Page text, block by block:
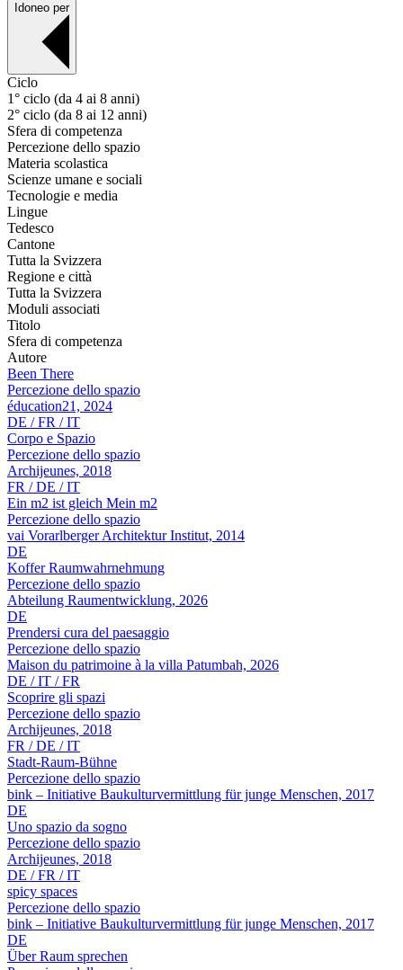
Idoneo per
Ciclo
1° ciclo (da 4 ai 8 anni)
2° ciclo (da 8 ai 12 anni)
Sfera di competenza
Percezione dello spazio
Materia scolastica
Scienze umane e sociali
Tecnologie e media
Lingue
Tedesco
Cantone
Tutta la Svizzera
Regione e città
Tutta la Svizzera
Moduli associati
Titolo
Sfera di competenza
Autore
Been There
Percezione dello spazio
éducation21, 2024
DE / FR / IT
Corpo e Spazio
Percezione dello spazio
Archijeunes, 2018
FR / DE / IT
Ein m2 ist gleich Mein m2
Percezione dello spazio
vai Vorarlberger Architektur Institut, 2014
DE
Koffer Raumwahrnehmung
Percezione dello spazio
Abteilung Raumentwicklung, 2026
DE
Prendersi cura del paesaggio
Percezione dello spazio
Maison du patrimoine à la villa Patumbah, 2026
DE / IT / FR
Scoprire gli spazi
Percezione dello spazio
Archijeunes, 2018
FR / DE / IT
Stadt-Raum-Bühne
Percezione dello spazio
bink – Initiative Baukulturvermittlung für junge Menschen, 2017
DE
Uno spazio da sogno
Percezione dello spazio
Archijeunes, 2018
DE / FR / IT
spicy spaces
Percezione dello spazio
bink – Initiative Baukulturvermittlung für junge Menschen, 2017
DE
Über Raum sprechen